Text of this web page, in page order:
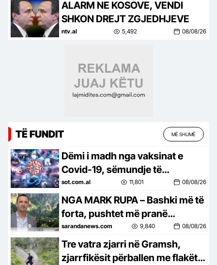
ALARM NE KOSOVE, VENDI
SHKON DREJT ZGJEDHJEVE
ntv.al 5,492 08/08/26
TË FUNDIT MË SHUMË
Dëmi i madh nga vaksinat e
Covid-19, sëmundje të
ndryshme dhe atake në mosha
të reja, Alfred Cako sulme të
ashpra…
sot.com.al 11,801 08/08/26
NGA MARK RUPA – Bashki më të
forta, pushtet më pranë
qytetarit…
sarandanews.com 9,840 08/08/26
Tre vatra zjarri në Gramsh,
zjarrfikësit përballen me flakët